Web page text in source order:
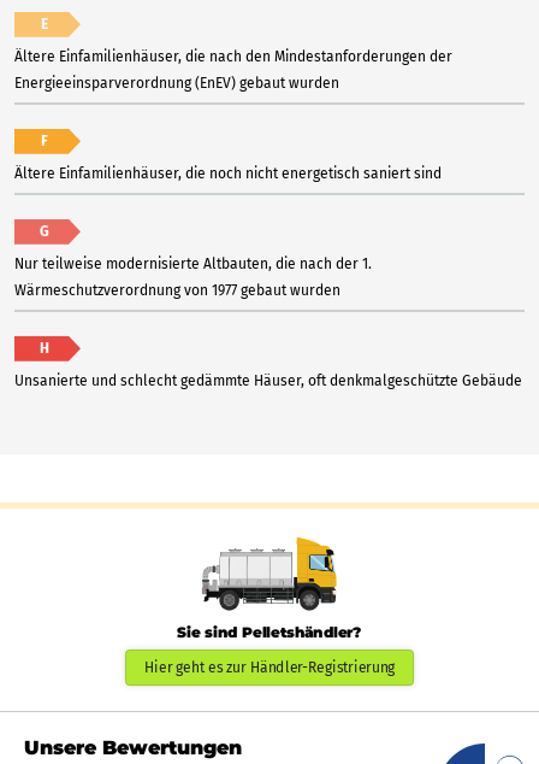
E
Ältere Einfamilienhäuser, die nach den Mindestanforderungen der
Energieeinsparverordnung (EnEV) gebaut wurden
F
Ältere Einfamilienhäuser, die noch nicht energetisch saniert sind
G
Nur teilweise modernisierte Altbauten, die nach der 1.
Wärmeschutzverordnung von 1977 gebaut wurden
H
Unsanierte und schlecht gedämmte Häuser, oft denkmalgeschützte Gebäude
Sie sind Pelletshändler?
Hier geht es zur Händler-Registrierung
Unsere Bewertungen